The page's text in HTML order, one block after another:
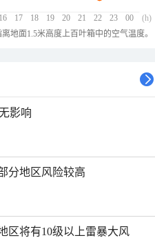
16 17 18 19 20 21 22 23 00 (h)
地面1.5米高度上百叶箱中的空气温度。
影响
分地区风险较高
区将有10级以上雷暴大风